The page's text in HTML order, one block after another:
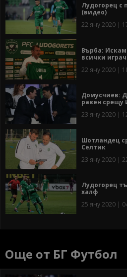
Лудогорец с
(видео)
22 яну 2020 |
Върба:
всички
22 яну 2020 |
Домусчиев:
равен срещу
23 яну 2020 |
Шотландец
Селтик
23 яну 2020 |
Лудогорец
халф
25 яну 2020 |
Още от БГ Футбол